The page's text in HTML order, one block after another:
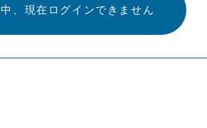
、現在ログインできません